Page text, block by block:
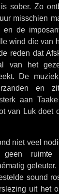
sober. Zo
misschien
de
wind die van
reden dat
van het
De
en
aan
van Luk doet
niet veel
ruimte
geleuter.
sound
uit het